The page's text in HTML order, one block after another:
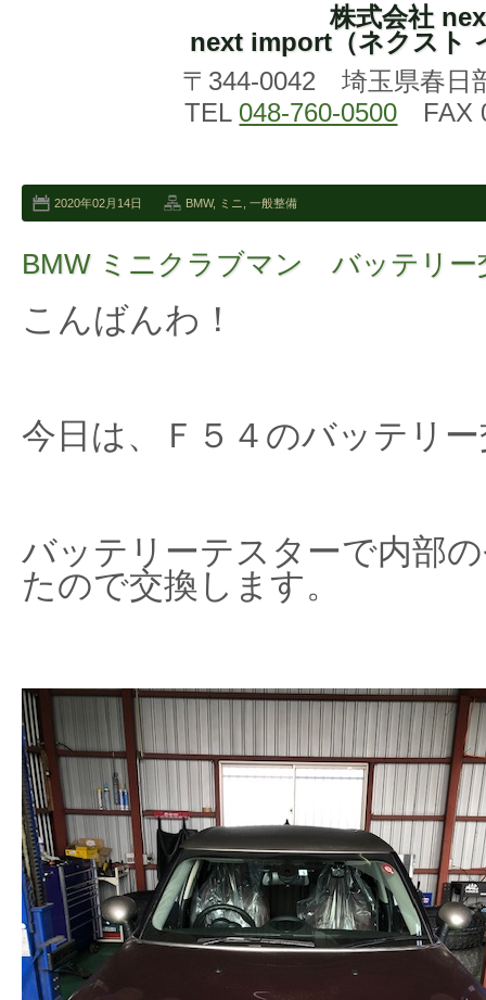
株式会社
next import（ネクスト
〒344-0042 埼玉県春日
TEL 048-760-0500 FAX
2020年02月14日 BMW, ミニ 一般整備
BMW ミニクラブマン バッテリー
こんばんわ！
今日は、Ｆ５４のバッテリ
バッテリーテスターで内部
たので交換します。